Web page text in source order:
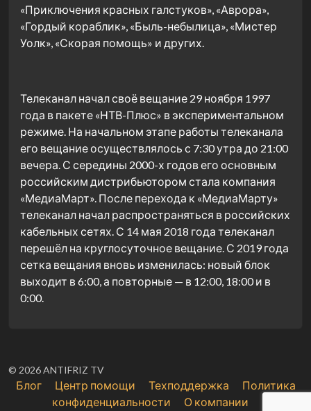
«Приключения красных галстуков», «Аврора»,
«Гордый кораблик», «Быль-небылица», «Мистер
Уолк», «Скорая помощь» и других.
Телеканал начал своё вещание 29 ноября 1997
года в пакете «НТВ-Плюс» в экспериментальном
режиме. На начальном этапе работы телеканала
его вещание осуществлялось с 7:30 утра до 21:00
вечера. С середины 2000-х годов его основным
российским дистрибьютором стала компания
«МедиаМарт». После перехода к «МедиаМарту»
телеканал начал распространяться в российских
кабельных сетях. С 14 мая 2018 года телеканал
перешёл на круглосуточное вещание. С 2019 года
сетка вещания вновь изменилась: новый блок
выходит в 6:00, а повторные — в 12:00, 18:00 и в
0:00.
© 2026 ANTIFRIZ TV
Блог Центр помощи Техподдержка
Политика
конфиденциальности
О компании